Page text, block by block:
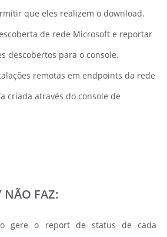
que eles realizem o download.
de rede Microsoft e reportar
descobertos para o console.
remotas em endpoints da rede
criada através do console de
NÃO FAZ:
gere o report de status de cada